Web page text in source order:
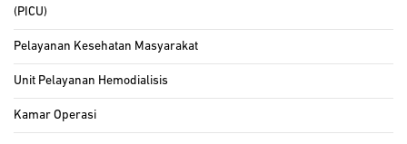
(PICU)
Pelayanan Kesehatan Masyarakat
Unit Pelayanan Hemodialisis
Kamar Operasi